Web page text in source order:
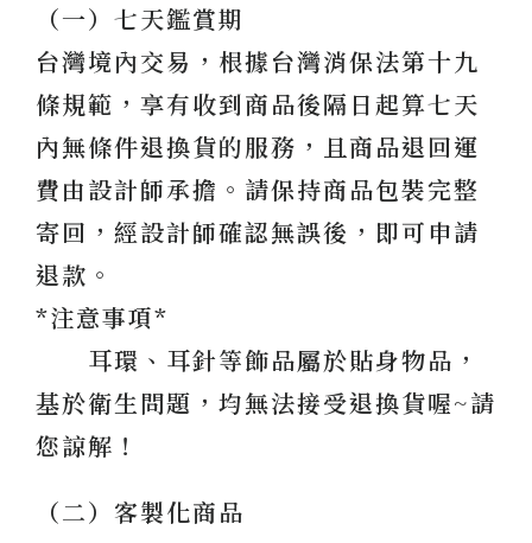
（一）七天鑑賞期
台灣境內交易，根據台灣消保法第十九
條規範，享有收到商品後隔日起算七天
內無條件退換貨的服務，且商品退回運
費由設計師承擔。請保持商品包裝完整
寄回，經設計師確認無誤後，即可申請
退款。
*注意事項*
耳環、耳針等飾品屬於貼身物品，
基於衛生問題，均無法接受退換貨喔~請
您諒解！
（二）客製化商品